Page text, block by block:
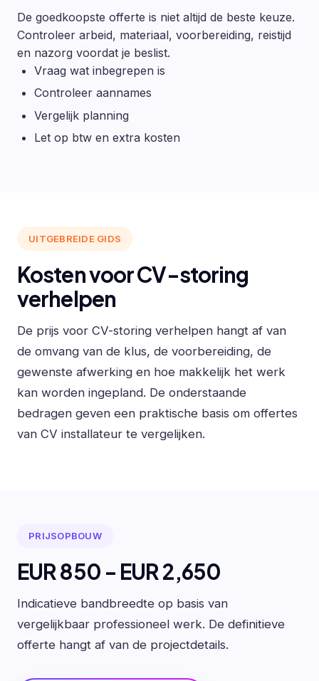
De goedkoopste offerte is niet altijd de beste keuze.
Controleer arbeid, materiaal, voorbereiding, reistijd
en nazorg voordat je beslist.
Vraag wat inbegrepen is
Controleer aannames
Vergelijk planning
Let op btw en extra kosten
UITGEBREIDE GIDS
Kosten voor CV-storing
verhelpen
De prijs voor CV-storing verhelpen hangt af van
de omvang van de klus, de voorbereiding, de
gewenste afwerking en hoe makkelijk het werk
kan worden ingepland. De onderstaande
bedragen geven een praktische basis om offertes
van CV installateur te vergelijken.
PRIJSOPBOUW
EUR 850 - EUR 2,650
Indicatieve bandbreedte op basis van
vergelijkbaar professioneel werk. De definitieve
offerte hangt af van de projectdetails.